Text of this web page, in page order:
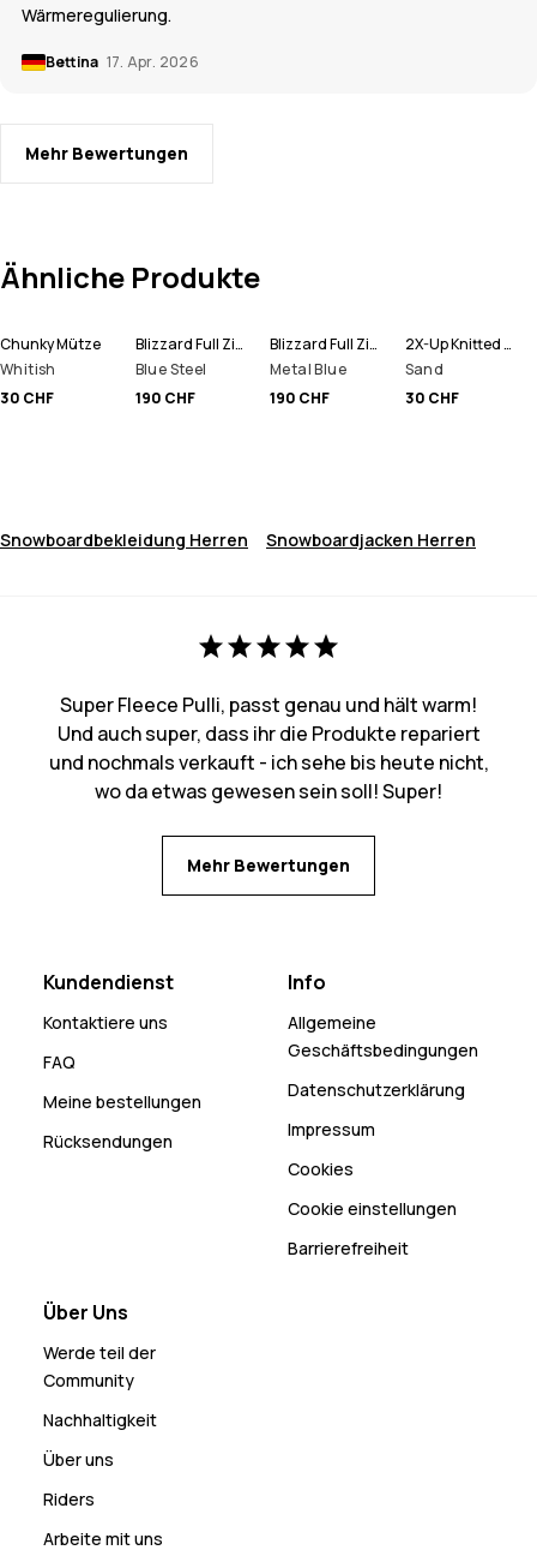
Wärmeregulierung.
Bettina 17. Apr. 2026
Mehr Bewertungen
Ähnliche Produkte
Chunky Mütze
Whitish
30 CHF
Blizzard Full Zip Snowboardjacke Herren
Blue Steel
190 CHF
Blizzard Full Zip Skijacke Herren
Metal Blue
190 CHF
2X-Up Knitted Schlauchtuch
Sand
30 CHF
Snowboardbekleidung Herren Snowboardjacken Herren
Super Fleece Pulli, passt genau und hält warm!
Und auch super, dass ihr die Produkte repariert
und nochmals verkauft - ich sehe bis heute nicht,
wo da etwas gewesen sein soll! Super!
Mehr Bewertungen
Kundendienst
Kontaktiere uns
FAQ
Meine bestellungen
Rücksendungen
Info
Allgemeine
Geschäftsbedingungen
Datenschutzerklärung
Impressum
Cookies
Cookie einstellungen
Barrierefreiheit
Über Uns
Werde teil der
Community
Nachhaltigkeit
Über uns
Riders
Arbeite mit uns